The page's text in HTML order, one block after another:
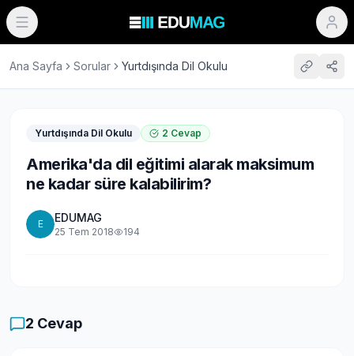
Ana Sayfa Sorular Yurtdışında Dil Okulu
Yurtdışında Dil Okulu 2 Cevap
Amerika'da dil eğitimi alarak maksimum
ne kadar süre kalabilirim?
E EDUMAG
25 Tem 2018 194
2 Cevap